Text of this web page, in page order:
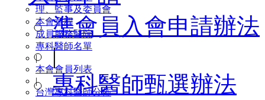
理、監事及委員會
本會章程
成員服務醫院
專科醫師名單
|
本會會員列表
|
台灣專科醫師分佈
準會員入會申請辦法
|
專科醫師甄選辦法